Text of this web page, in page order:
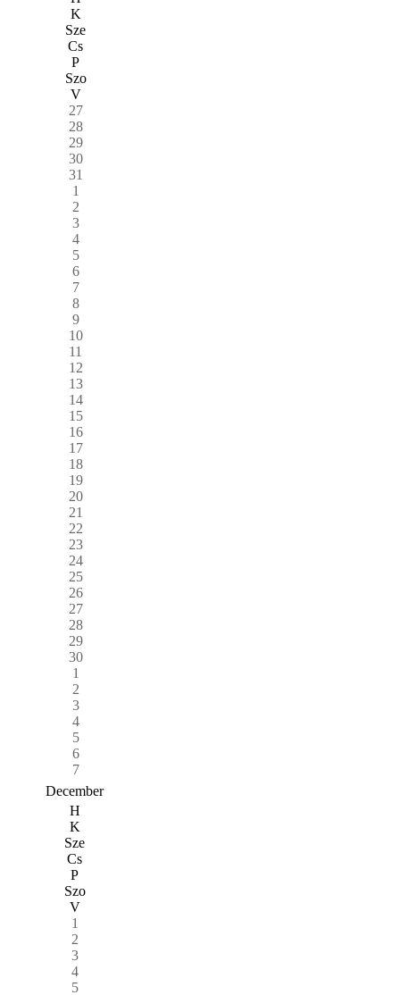
K
Sze
Cs
P
Szo
V
27
28
29
30
31
1
2
3
4
5
6
7
8
9
10
11
12
13
14
15
16
17
18
19
20
21
22
23
24
25
26
27
28
29
30
1
2
3
4
5
6
7
December
H
K
Sze
Cs
P
Szo
V
1
2
3
4
5